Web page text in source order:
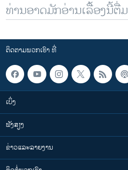
ທ່ານອາດມັກອ່ານເລື້ອງນີ້ຕື່ມ
ຕິດຕາມພວກເຮົາ ທີ່
ເບິ່ງ
ຟັງສຽງ
ຂ່າວແລະລາຍງານ